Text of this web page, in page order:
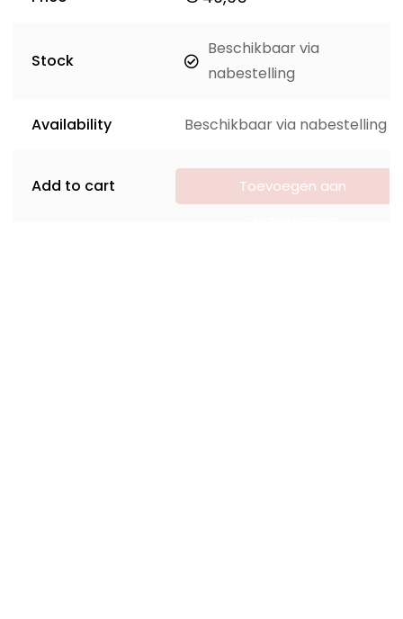
Stock
Beschikbaar via
nabestelling
Availability Beschikbaar via nabestelling
Add to cart
Toevoegen aan